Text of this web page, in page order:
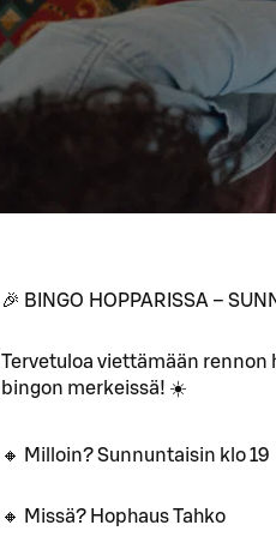
🎉 BINGO HOPPARISSA –
Tervetuloa viettämään rennon
bingon merkeissä! ☀️
🔸 Milloin? Sunnuntaisin klo 19
🔸 Missä? Hophaus Tahko